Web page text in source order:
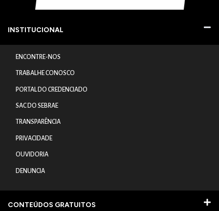
INSTITUCIONAL
ENCONTRE-NOS
TRABALHE CONOSCO
PORTAL DO CREDENCIADO
SAC DO SEBRAE
TRANSPARÊNCIA
PRIVACIDADE
OUVIDORIA
DENUNCIA
CONTEÚDOS GRATUITOS